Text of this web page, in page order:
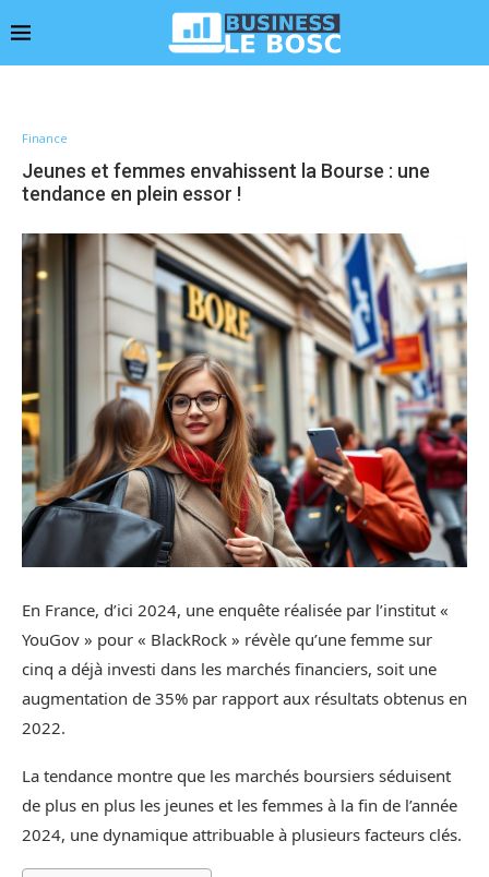
Finance
Jeunes et femmes envahissent la Bourse : une
tendance en plein essor !
En France, d’ici 2024, une enquête réalisée par l’institut «
YouGov » pour « BlackRock » révèle qu’une femme sur
cinq a déjà investi dans les marchés financiers, soit une
augmentation de 35% par rapport aux résultats obtenus en
2022.
La tendance montre que les marchés boursiers séduisent
de plus en plus les jeunes et les femmes à la fin de l’année
2024, une dynamique attribuable à plusieurs facteurs clés.